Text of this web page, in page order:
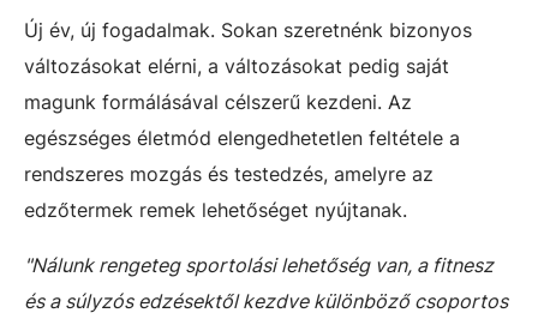
Új év, új fogadalmak. Sokan szeretnénk bizonyos
változásokat elérni, a változásokat pedig saját
magunk formálásával célszerű kezdeni. Az
egészséges életmód elengedhetetlen feltétele a
rendszeres mozgás és testedzés, amelyre az
edzőtermek remek lehetőséget nyújtanak.
"Nálunk rengeteg sportolási lehetőség van, a fitnesz
és a súlyzós edzésektől kezdve különböző csoportos